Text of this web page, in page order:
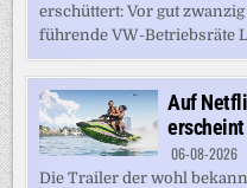
erschüttert: Vor gut
führende VW-Betriebsräte
Auf
06-08-2026
Die Trailer der wohl